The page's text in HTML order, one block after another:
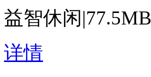
益智休闲|77.5MB
详情